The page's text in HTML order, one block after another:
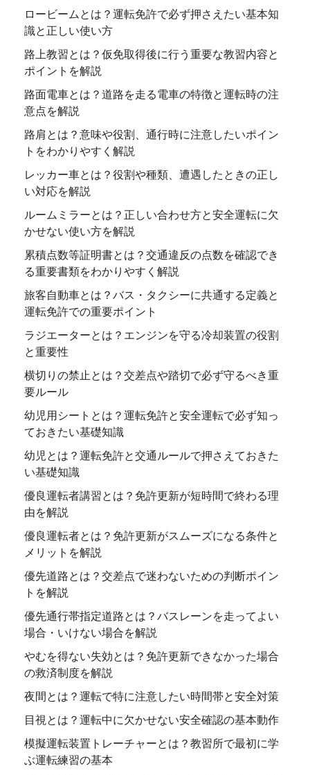
ロービームとは？運転免許で必ず押さえたい基本知
識と正しい使い方
路上教習とは？仮免取得後に行う重要な教習内容と
ポイントを解説
路面電車とは？道路を走る電車の特徴と運転時の注
意点を解説
路肩とは？意味や役割、通行時に注意したいポイン
トをわかりやすく解説
レッカー車とは？役割や種類、遭遇したときの正し
い対応を解説
ルームミラーとは？正しい合わせ方と安全運転に欠
かせない使い方を解説
累積点数等証明書とは？交通違反の点数を確認でき
る重要書類をわかりやすく解説
旅客自動車とは？バス・タクシーに共通する定義と
運転免許での重要ポイント
ラジエーターとは？エンジンを守る冷却装置の役割
と重要性
横切りの禁止とは？交差点や踏切で必ず守るべき重
要ルール
幼児用シートとは？運転免許と安全運転で必ず知っ
ておきたい基礎知識
幼児とは？運転免許と交通ルールで押さえておきた
い基礎知識
優良運転者講習とは？免許更新が短時間で終わる理
由を解説
優良運転者とは？免許更新がスムーズになる条件と
メリットを解説
優先道路とは？交差点で迷わないための判断ポイン
トを解説
優先通行帯指定道路とは？バスレーンを走ってよい
場合・いけない場合を解説
やむを得ない失効とは？免許更新できなかった場合
の救済制度を解説
夜間とは？運転で特に注意したい時間帯と安全対策
目視とは？運転中に欠かせない安全確認の基本動作
模擬運転装置トレーチャーとは？教習所で最初に学
ぶ運転練習の基本